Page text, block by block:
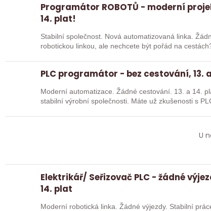
Programátor ROBOTŮ - moderní
14. plat!
Stabilní společnost. Nová automatizovaná linka. Žádné cestování. Chcete
robotickou linkou, ale nechcete být pořád na cestách? Hledáme zkušené robotiky i
PLC programátor - bez cestování, 13.
Moderní automatizace. Žádné cestování. 13. a 14. plat. Hledáme posilu k nové robotické
stabilní výrobní společnosti.
U
Elektrikář/ Seřizovač PLC - žádné
14. plat
Moderní robotická linka. Žádné výjezdy. Stabilní